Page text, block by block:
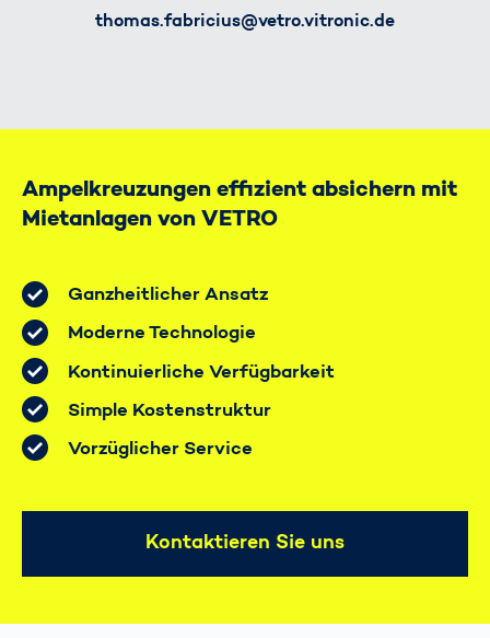
thomas.fabricius@vetro.vitronic.de
Ampelkreuzungen effizient absichern mit
Mietanlagen von VETRO
Ganzheitlicher Ansatz
Moderne Technologie
Kontinuierliche Verfügbarkeit
Simple Kostenstruktur
Vorzüglicher Service
Kontaktieren Sie uns